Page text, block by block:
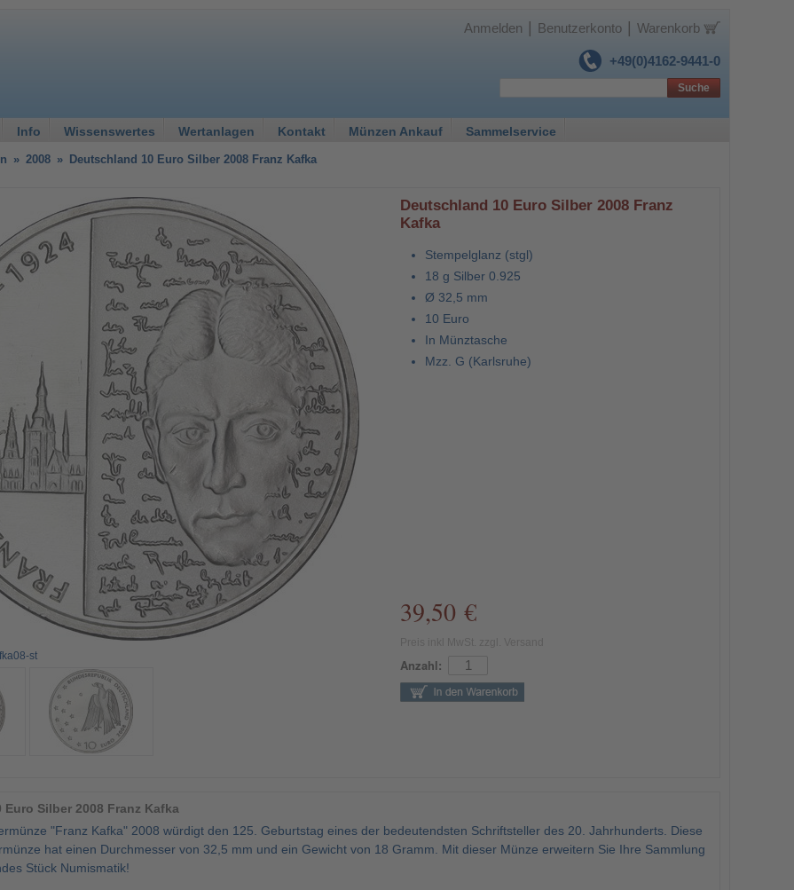
+49(0)4162-9441-0
Anmelden Benutzerkonto Warenkorb
Info Wissenswertes Wertanlagen Kontakt Münzen Ankauf Sammelservice
Suche
» 2008 » Deutschland 10 Euro Silber 2008 Franz Kafka
st
Deutschland 10 Euro Silber 2008 Franz
Kafka
Stempelglanz (stgl)
18 g Silber 0.925
Ø 32,5 mm
10 Euro
In Münztasche
Mzz. G (Karlsruhe)
39,50 €
Anzahl:
Silber 2008 Franz Kafka
"Franz Kafka" 2008 würdigt den 125. Geburtstag eines der bedeutendsten Schriftsteller des 20. Jahrhunderts. Diese
hat einen Durchmesser von 32,5 mm und ein Gewicht von 18 Gramm. Mit dieser Münze erweitern Sie Ihre Sammlung
Stück Numismatik!